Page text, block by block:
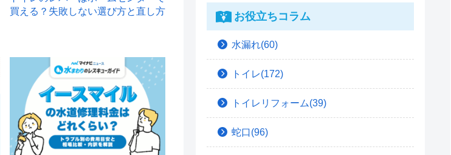
買える？失敗しない選び方と直し方
お役立ちコラム
水漏れ(60)
トイレ(172)
トイレリフォーム(39)
蛇口(96)